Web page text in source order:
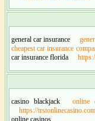
general car insurance
cheapest car insurance
car insurance florida
casino blackjack online
https://
online casinos